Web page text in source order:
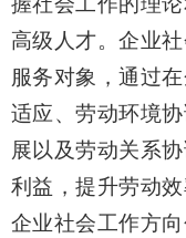
高级人才。企业
服务对象 ，通过
适应、劳动环境
展以及劳动关系
利益，提升劳动
企业社会工作方